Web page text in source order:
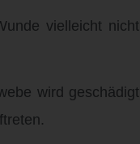
vielleicht nicht
wird geschädigt